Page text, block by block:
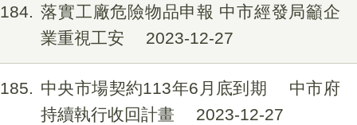
184
落實工廠危險物品申報 中市經發局籲企
業重視工安
2023-12-27
185
中央市場契約113年6月底到期 中市府
持續執行收回計畫
2023-12-27